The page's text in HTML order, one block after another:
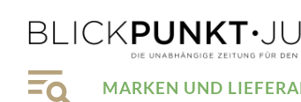
MARKEN UND